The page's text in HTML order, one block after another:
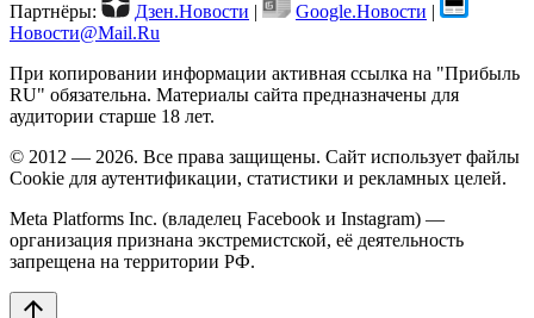
Партнёры: Дзен.Новости | Google.Новости |
Новости@Mail.Ru
При копировании информации активная ссылка на "Прибыль
RU" обязательна. Материалы сайта предназначены для
аудитории старше 18 лет.
© 2012 — 2026. Все права защищены. Сайт использует файлы
Cookie для аутентификации, статистики и рекламных целей.
Meta Platforms Inc. (владелец Facebook и Instagram) —
организация признана экстремистской, её деятельность
запрещена на территории РФ.
arrow_upward